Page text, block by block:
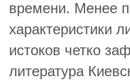
времени. Менее
характеристики
истоков четко
литература